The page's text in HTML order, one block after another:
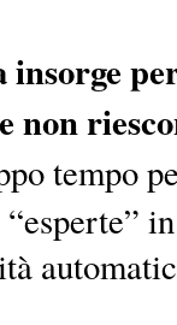
non
tempo